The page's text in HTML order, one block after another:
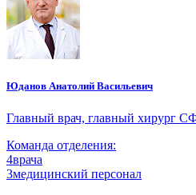
Юданов Анатолий Васильевич
Главный врач, главный хирург
Команда отделения:
4врача
3медицинский персонал